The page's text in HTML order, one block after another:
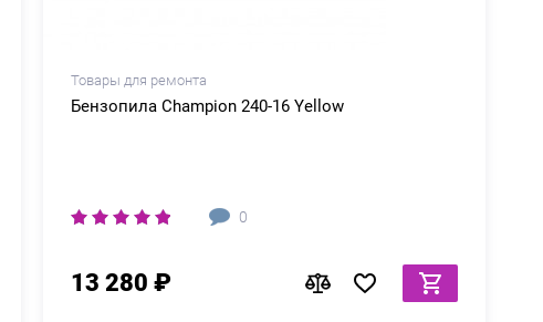
Товары для ремонта
Бензопила Champion 240-16 Yellow
0
13 280 ₽